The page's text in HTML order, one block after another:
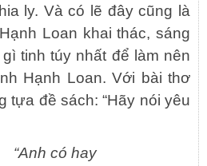
ly. Và có lẽ đây cũng là
Loan khai thác, sáng
tinh túy nhất để làm nên
Hạnh Loan. Với bài thơ
tựa đề sách: “Hãy nói yêu
“Anh có hay